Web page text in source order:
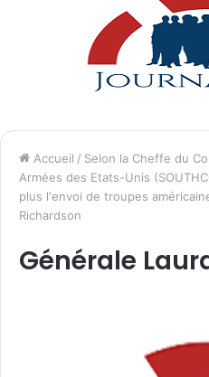
Accueil / Selon la Cheffe du
Armées des Etats-Unis
plus l'envoi de troupes
Richardson
Générale